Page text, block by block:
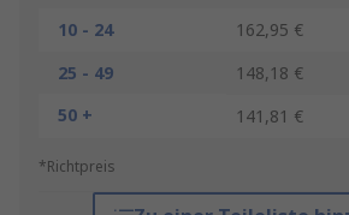
10 - 24
162,95 €
25 - 49
148,18 €
50 +
141,81 €
*Richtpreis